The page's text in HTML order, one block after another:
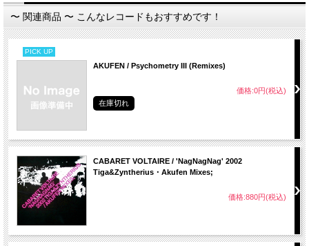
〜 関連商品 〜 こんなレコードもおすすめです！
PICK UP
AKUFEN / Psychometry III (Remixes)
価格:0円(税込)
在庫切れ
CABARET VOLTAIRE / 'NagNagNag' 2002
Tiga&Zyntherius・Akufen Mixes;
価格:880円(税込)